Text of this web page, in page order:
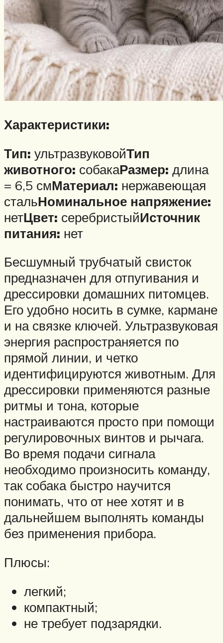
Характеристики:
Тип: ультразвуковойТип
животного: собакаРазмер: длина
= 6,5 смМатериал: нержавеющая
стальНоминальное напряжение:
нетЦвет: серебристыйИсточник
питания: нет
Бесшумный трубчатый свисток
предназначен для отпугивания и
дрессировки домашних питомцев.
Его удобно носить в сумке, кармане
и на связке ключей. Ультразвуковая
энергия распространяется по
прямой линии, и четко
идентифицируются животным. Для
дрессировки применяются разные
ритмы и тона, которые
настраиваются просто при помощи
регулировочных винтов и рычага.
Во время подачи сигнала
необходимо произносить команду,
так собака быстро научится
понимать, что от нее хотят и в
дальнейшем выполнять команды
без применения прибора.
Плюсы:
легкий;
компактный;
не требует подзарядки.